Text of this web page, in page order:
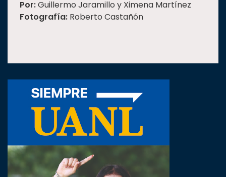
Por:Guillermo Jaramillo y Ximena Martínez
Fotografía: Roberto Castañón